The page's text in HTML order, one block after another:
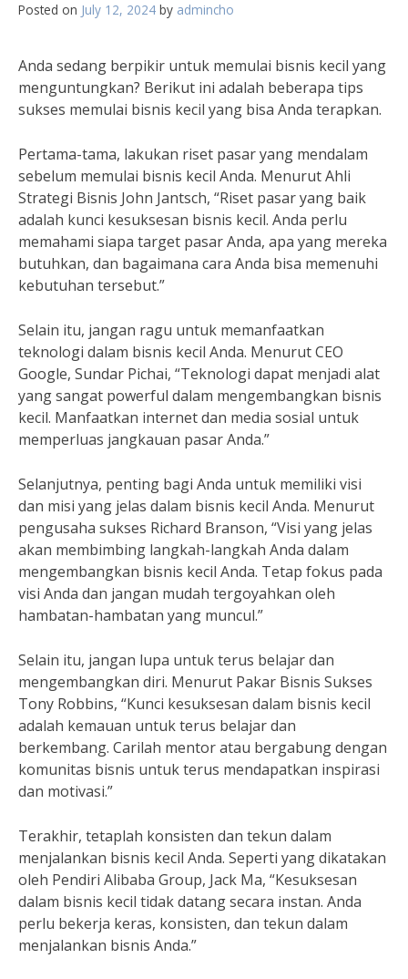
Posted on July 12, 2024 by admincho
Anda sedang berpikir untuk memulai bisnis kecil yang
menguntungkan? Berikut ini adalah beberapa tips
sukses memulai bisnis kecil yang bisa Anda terapkan.
Pertama-tama, lakukan riset pasar yang mendalam
sebelum memulai bisnis kecil Anda. Menurut Ahli
Strategi Bisnis John Jantsch, “Riset pasar yang baik
adalah kunci kesuksesan bisnis kecil. Anda perlu
memahami siapa target pasar Anda, apa yang mereka
butuhkan, dan bagaimana cara Anda bisa memenuhi
kebutuhan tersebut.”
Selain itu, jangan ragu untuk memanfaatkan
teknologi dalam bisnis kecil Anda. Menurut CEO
Google, Sundar Pichai, “Teknologi dapat menjadi alat
yang sangat powerful dalam mengembangkan bisnis
kecil. Manfaatkan internet dan media sosial untuk
memperluas jangkauan pasar Anda.”
Selanjutnya, penting bagi Anda untuk memiliki visi
dan misi yang jelas dalam bisnis kecil Anda. Menurut
pengusaha sukses Richard Branson, “Visi yang jelas
akan membimbing langkah-langkah Anda dalam
mengembangkan bisnis kecil Anda. Tetap fokus pada
visi Anda dan jangan mudah tergoyahkan oleh
hambatan-hambatan yang muncul.”
Selain itu, jangan lupa untuk terus belajar dan
mengembangkan diri. Menurut Pakar Bisnis Sukses
Tony Robbins, “Kunci kesuksesan dalam bisnis kecil
adalah kemauan untuk terus belajar dan
berkembang. Carilah mentor atau bergabung dengan
komunitas bisnis untuk terus mendapatkan inspirasi
dan motivasi.”
Terakhir, tetaplah konsisten dan tekun dalam
menjalankan bisnis kecil Anda. Seperti yang dikatakan
oleh Pendiri Alibaba Group, Jack Ma, “Kesuksesan
dalam bisnis kecil tidak datang secara instan. Anda
perlu bekerja keras, konsisten, dan tekun dalam
menjalankan bisnis Anda.”